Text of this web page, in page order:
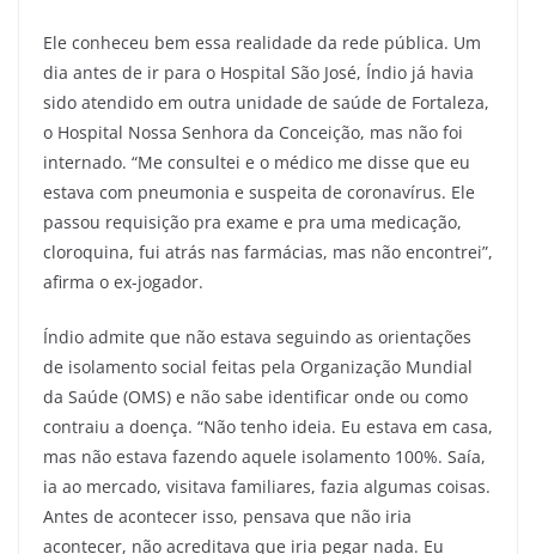
Ele conheceu bem essa realidade da rede pública. Um
dia antes de ir para o Hospital São José, Índio já havia
sido atendido em outra unidade de saúde de Fortaleza,
o Hospital Nossa Senhora da Conceição, mas não foi
internado. “Me consultei e o médico me disse que eu
estava com pneumonia e suspeita de coronavírus. Ele
passou requisição pra exame e pra uma medicação,
cloroquina, fui atrás nas farmácias, mas não encontrei”,
afirma o ex-jogador.
Índio admite que não estava seguindo as orientações
de isolamento social feitas pela Organização Mundial
da Saúde (OMS) e não sabe identificar onde ou como
contraiu a doença. “Não tenho ideia. Eu estava em casa,
mas não estava fazendo aquele isolamento 100%. Saía,
ia ao mercado, visitava familiares, fazia algumas coisas.
Antes de acontecer isso, pensava que não iria
acontecer, não acreditava que iria pegar nada. Eu